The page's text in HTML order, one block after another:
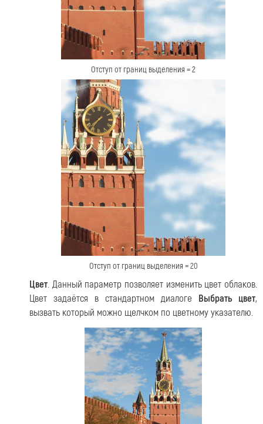
Отступ от границ выделения = 2
Отступ от границ выделения = 20
Цвет. Данный параметр позволяет изменить цвет облаков.
Цвет задаётся в стандартном диалоге Выбрать цвет,
вызвать который можно щелчком по цветному указателю.